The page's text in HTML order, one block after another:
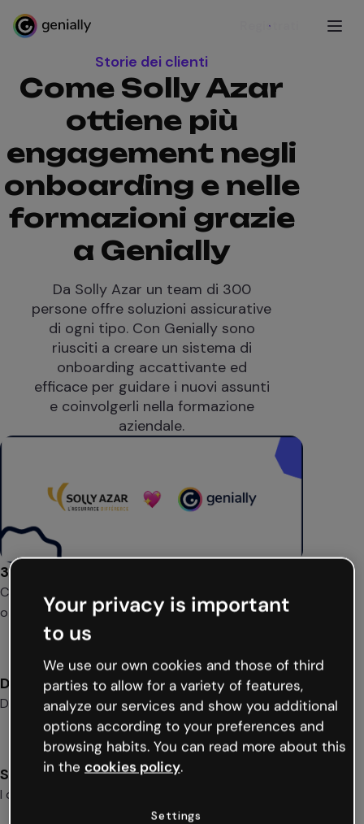
Registrati
Storie dei clienti
Come Solly Azar
ottiene più
engagement negli
onboarding e nelle
formazioni grazie
a Genially
Da Solly Azar un team di 300
persone offre soluzioni assicurative
di ogni tipo. Con Genially sono
riusciti a creare un sistema di
onboarding accattivante ed
efficace per guidare i nuovi assunti
e coinvolgerli nella formazione
aziendale.
300.000 clienti
Con esigenze molto diverse, si affidano a Solly Azar per
ottenere protezione
Dal 1977
Da oltre 40 anni offre assicurazioni di ogni tipo
Servizio eccezionale
I clienti valutano il servizio di Solly Azar con 9.2/10
La sfida
Your privacy is important
to us
We use our own cookies and those of third
parties to allow for a variety of features,
analyze our services and show you additional
options according to your preferences and
browsing habits. You can read more about this
in the cookies policy.
Settings